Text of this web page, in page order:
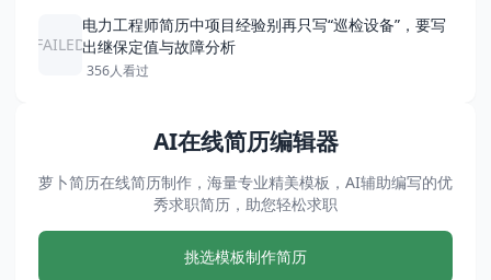
FAILED
电力工程师简历中项目经验别再只写“巡检设备”，要写
出继保定值与故障分析
356人看过
AI在线简历编辑器
萝卜简历在线简历制作，海量专业精美模板，AI辅助编写的优
秀求职简历，助您轻松求职
挑选模板制作简历